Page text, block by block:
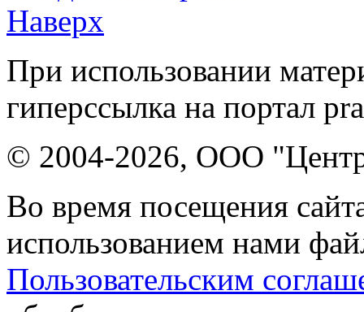
Наверх
При использовании
гиперссылка на портал
© 2004-2026, ООО "Центр
Во время посещения
использованием нами
Пользовательским